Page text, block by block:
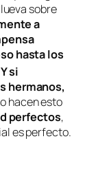
sobre
a
hasta los
Y si
hermanos,
hacen esto
perfectos,
es perfecto.